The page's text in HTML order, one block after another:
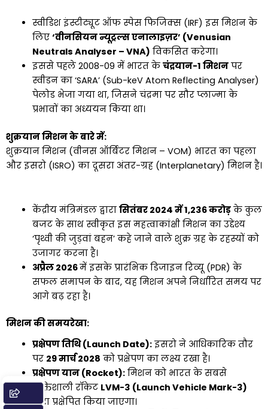
स्वीडिश इंस्टीट्यूट ऑफ स्पेस फिजिक्स (IRF) इस मिशन के
लिए ‘वीनसियन न्यूट्रल्स एनालाइज़र’ (Venusian
Neutrals Analyser – VNA) विकसित करेगा।
इससे पहले 2008-09 में भारत के चंद्रयान-1 मिशनपर
स्वीडन का ‘SARA’ (Sub-keV Atom Reflecting Analyser)
पेलोड भेजा गया था, जिसने चंद्रमा पर सौर प्लाज्मा के
प्रभावों का अध्ययन किया था।
शुक्रयान मिशन के बारे में:
शुक्रयान मिशन (वीनस ऑर्बिटर मिशन – VOM) भारत का पहला
और इसरो (ISRO) का दूसरा अंतर-ग्रह (Interplanetary) मिशन है।
केंद्रीय मंत्रिमंडल द्वारा सितंबर 2024 में ₹1,236 करोड़के कुल
बजट के साथ स्वीकृत इस महत्वाकांक्षी मिशन का उद्देश्य
‘पृथ्वी की जुड़वां बहन’ कहे जाने वाले शुक्र ग्रह के रहस्यों को
उजागर करना है।
अप्रैल 2026में इसके प्रारंभिक डिजाइन रिव्यू (PDR) के
सफल समापन के बाद, यह मिशन अपने निर्धारित समय पर
आगे बढ़ रहा है।
मिशन की समयरेखा:
प्रक्षेपण तिथि (Launch Date):इसरो ने आधिकारिक तौर
पर 29 मार्च 2028 को प्रक्षेपण का लक्ष्य रखा है।
प्रक्षेपण यान (Rocket):मिशन को भारत के सबसे
शक्तिशाली रॉकेट LVM-3 (Launch Vehicle Mark-3)
द्वारा प्रक्षेपित किया जाएगा।